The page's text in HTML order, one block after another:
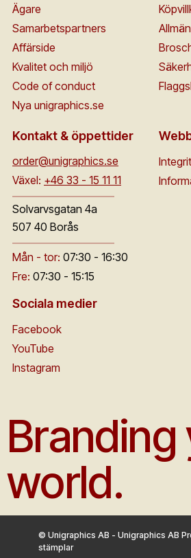
Ägare
Samarbetspartners
Affärside
Kvalitet och miljö
Code of conduct
Nya unigraphics.se
Kontakt & öppettider
order@unigraphics.se
Växel: +46 33 - 15 11 11
Solvarvsgatan 4a
507 40 Borås
Mån - tor: 07:30 - 16:30
Fre: 07:30 - 15:15
Sociala medier
Facebook
YouTube
Instagram
Branding
world.
© Unigraphics AB - Unigraphics AB
stämplar